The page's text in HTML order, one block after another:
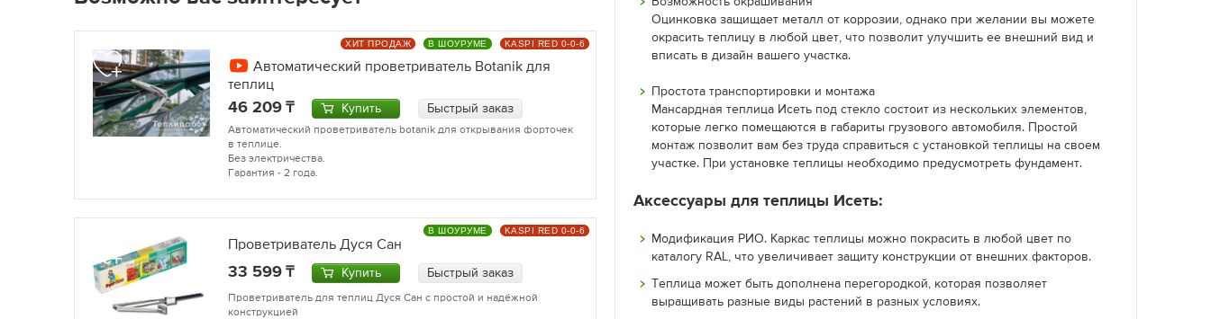
Автоматический проветриватель Botanik для
теплиц
46 209 Купить Быстрый заказ
Автоматический проветриватель botanik для открывания форточек
в теплице.
Без электричества.
Гарантия - 2 года.
ХИТ ПРОДАЖ В ШОУРУМЕ KASPI RED 0-0-6
Проветриватель Дуся Сан
33 599 Купить Быстрый заказ
Проветриватель для теплиц Дуся Сан с простой и надёжной
конструкцией
В ШОУРУМЕ KASPI RED 0-0-6
Оцинковка защищает металл от коррозии, однако при желании вы можете
окрасить теплицу в любой цвет, что позволит улучшить ее внешний вид и
вписать в дизайн вашего участка.
Простота транспортировки и монтажа
Мансардная теплица Исеть под стекло состоит из нескольких элементов,
которые легко помещаются в габариты грузового автомобиля. Простой
монтаж позволит вам без труда справиться с установкой теплицы на своем
участке. При установке теплицы необходимо предусмотреть фундамент.
Аксессуары для теплицы Исеть:
Модификация РИО. Каркас теплицы можно покрасить в любой цвет по
каталогу RAL, что увеличивает защиту конструкции от внешних факторов.
Теплица может быть дополнена перегородкой, которая позволяет
выращивать разные виды растений в разных условиях.